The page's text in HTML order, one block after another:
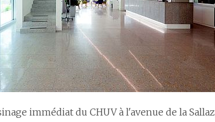
immédiat du CHUV à l'avenue de la